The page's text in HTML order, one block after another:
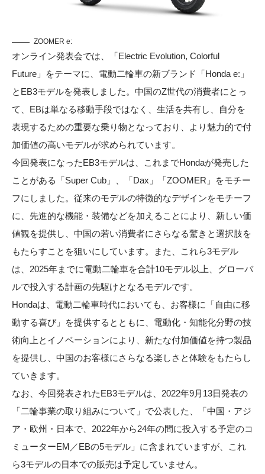
ZOOMER e:
オンライン発表会では、「Electric Evolution, Colorful
Future」をテーマに、電動二輪車の新ブランド「Honda e:」
とEB3モデルを発表しました。中国のZ世代の消費者にとっ
て、EBは単なる移動手段ではなく、生活を共有し、自分を
表現するための重要な乗り物となっており、より魅力的で付
加価値の高いモデルが求められています。
今回発表になったEB3モデルは、これまでHondaが発売した
ことがある「Super Cub」、「Dax」「ZOOMER」をモチー
フにしました。従来のモデルの特徴的なデザインをモチーフ
に、先進的な機能・装備などを加えることにより、新しい価
値観を提供し、中国の若い消費者にさらなる驚きと選択肢を
もたらすことを狙いにしています。また、これら3モデル
は、2025年までに電動二輪車を合計10モデル以上、グローバ
ルで投入する計画の先駆けとなるモデルです。
Hondaは、電動二輪車時代においても、お客様に「自由に移
動する喜び」を提供するとともに、電動化・知能化分野の技
術向上とイノベーションにより、新たな付加価値を持つ製品
を提供し、中国のお客様にさらなる楽しさと体験をもたらし
ていきます。
なお、今回発表されたEB3モデルは、2022年9月13日発表の
「二輪事業の取り組みについて」で公表した、「中国・アジ
ア・欧州・日本で、2022年から24年の間に投入する予定のコ
ミューターEM／EBの5モデル」に含まれていますが、これ
ら3モデルの日本での販売は予定していません。